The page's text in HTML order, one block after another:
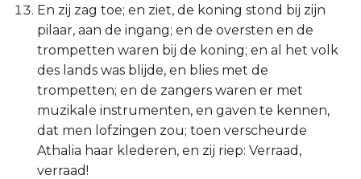
En zij zag toe; en ziet, de koning stond bij zijn
pilaar, aan de ingang; en de oversten en de
trompetten waren bij de koning; en al het volk
des lands was blijde, en blies met de
trompetten; en de zangers waren er met
muzikale instrumenten, en gaven te kennen,
dat men lofzingen zou; toen verscheurde
Athalia haar klederen, en zij riep: Verraad,
verraad!